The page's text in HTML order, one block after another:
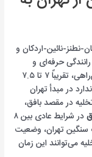
نطنز-نائین-اردکان و
کیلومتر است. رانندگی حرفه‌ای و
پیوسته در این مسیر با احتساب توقف‌های کوتاه بین‌راهی، تقریباً ۷ تا ۷.۵
در مبدأ تهران
بین ۴۵ تا ۶۰ دقیقه) و تخلیه در مقصد بافق،
در شرایط عادی بین ۸
سنگین تهران، وضعیت
می‌توانند این زمان